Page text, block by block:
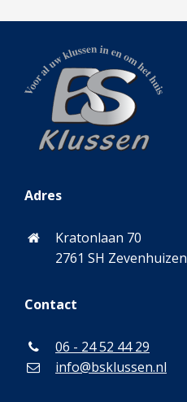
Adres
Kratonlaan 70
2761 SH Zevenhuizen
Contact
06 - 24 52 44 29
info@bsklussen.nl